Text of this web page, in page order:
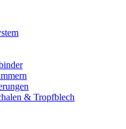
& Tropfblech